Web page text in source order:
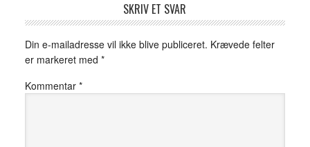
SKRIV ET SVAR
Din e-mailadresse vil ikke blive publiceret. Krævede felter
er markeret med *
Kommentar *